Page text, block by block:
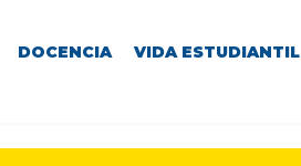
DOCENCIA VIDA ESTUDIANTIL